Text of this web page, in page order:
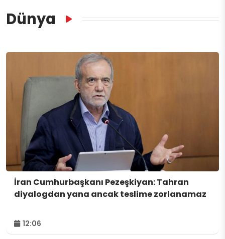
Dünya
İran Cumhurbaşkanı Pezeşkiyan: Tahran
diyalogdan yana ancak teslime zorlanamaz
12:06